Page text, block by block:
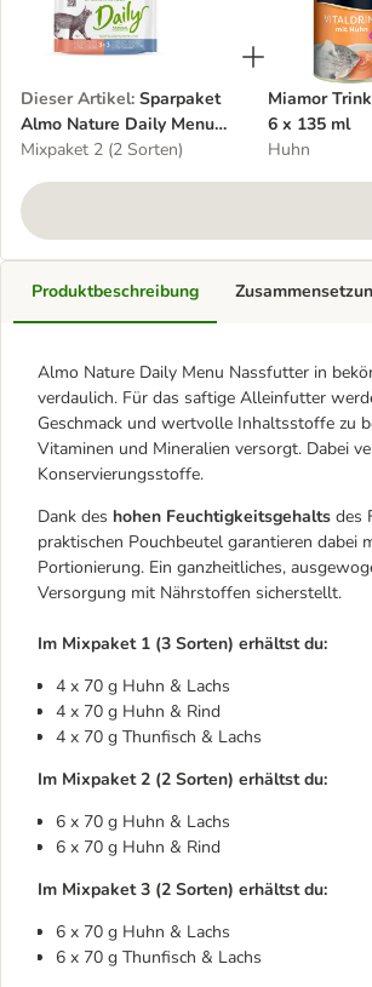
Dieser Artikel: Sparpaket
Almo Nature Daily Menu
Pouch 12 x 70 g
Mixpaket 2 (2 Sorten)
Miamor
6 x 135 ml
Huhn
Produktbeschreibung
Almo Nature Daily Menu Nassfutter in
verdaulich. Für das saftige Alleinfutter
Geschmack und wertvolle Inhaltsstoffe zu
Vitaminen und Mineralien versorgt. Dabei
Konservierungsstoffe.
Dank des hohen Feuchtigkeitsgehalts des
praktischen Pouchbeutel garantieren dabei
Portionierung. Ein ganzheitliches,
Versorgung mit Nährstoffen sicherstellt.
Im Mixpaket 1 (3 Sorten) erhältst du:
4 x 70 g Huhn & Lachs
4 x 70 g Huhn & Rind
4 x 70 g Thunfisch & Lachs
Im Mixpaket 2 (2 Sorten) erhältst du:
6 x 70 g Huhn & Lachs
6 x 70 g Huhn & Rind
Im Mixpaket 3 (2 Sorten) erhältst du:
6 x 70 g Huhn & Lachs
6 x 70 g Thunfisch & Lachs